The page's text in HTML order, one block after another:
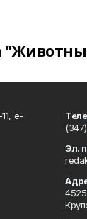
e-
Эл.